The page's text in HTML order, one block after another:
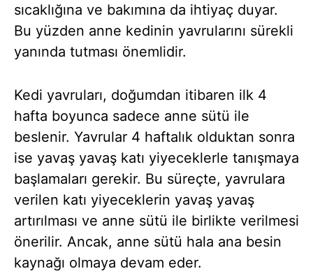
sıcaklığına ve bakımına da ihtiyaç duyar.
Bu yüzden anne kedinin yavrularını sürekli
yanında tutması önemlidir.
Kedi yavruları, doğumdan itibaren ilk 4
hafta boyunca sadece anne sütü ile
beslenir. Yavrular 4 haftalık olduktan sonra
ise yavaş yavaş katı yiyeceklerle tanışmaya
başlamaları gerekir. Bu süreçte, yavrulara
verilen katı yiyeceklerin yavaş yavaş
artırılması ve anne sütü ile birlikte verilmesi
önerilir. Ancak, anne sütü hala ana besin
kaynağı olmaya devam eder.